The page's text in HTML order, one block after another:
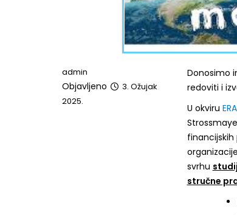
Donosimo
redoviti i
U okviru
svrhu
stručne
admin
Objavljeno
3. Ožujak
2025.